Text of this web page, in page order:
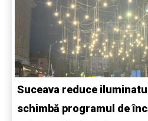
Suceava reduce
schimbă programul de